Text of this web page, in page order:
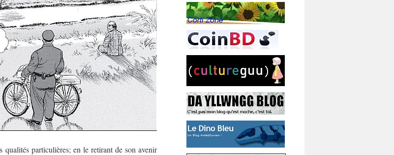
qualités particulières; en le retirant de son avenir